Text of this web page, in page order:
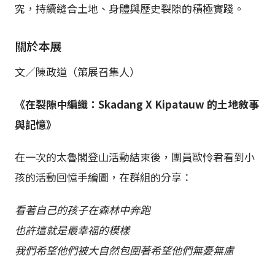
究，持續縫合土地、身體與歷史裂隙的積極實踐。
關於本展
文／陳政道（策展召集人）
《在裂隙中編織：Skadang X Kipatauw 的土地敘事
與記憶》
在一次的太魯閣登山活動結束後，團員歐怜君看到小
孩的活動回憶手繪圖，在群組的分享：
看著自己的孩子在森林中奔跑
也許這就是最幸福的模樣
我們希望他們被大自然包圍著希望他們無憂無慮